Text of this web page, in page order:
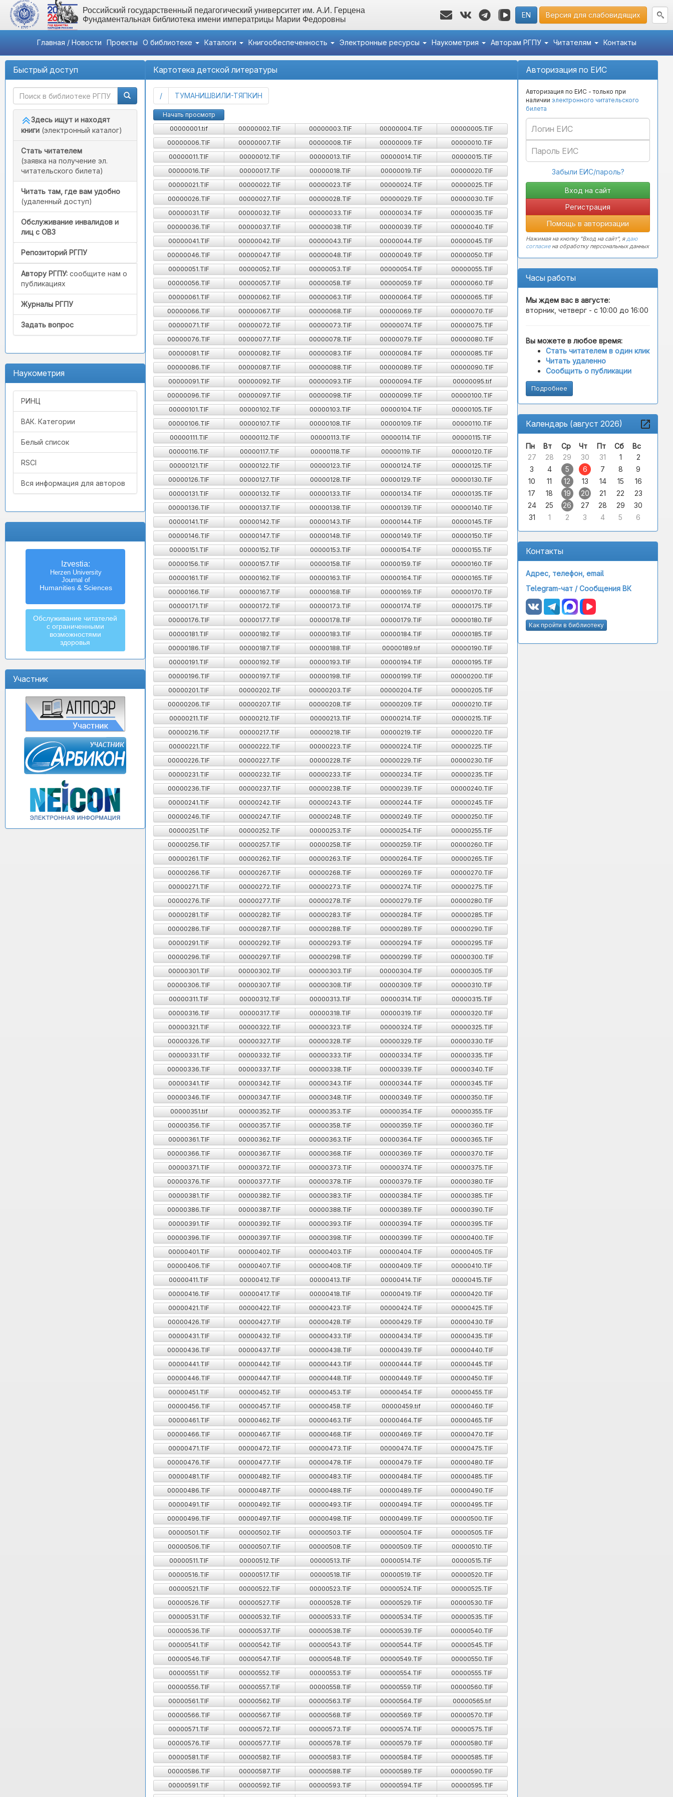
Российский государственный педагогический университет им. А.И. Герцена
Фундаментальная библиотека имени императрицы Марии Федоровны
EN Версия для слабовидящих
Главная / Новости Проекты О библиотеке Каталоги Книгообеспеченность Электронные ресурсы Наукометрия Авторам РГПУ Читателям Контакты
Быстрый доступ
Здесь ищут и находят
книги (электронный каталог)
Стать читателем
(заявка на получение эл.
читательского билета)
Читать там, где вам удобно
(удаленный доступ)
Обслуживание инвалидов и
лиц с ОВЗ
Репозиторий РГПУ
Автору РГПУ: сообщите нам о
публикациях
Журналы РГПУ
Задать вопрос
Наукометрия
РИНЦ
ВАК. Категории
Белый список
RSCI
Вся информация для авторов
Известия
Российского государственного
педагогического университета
им. А.И. Герцена
Izvestia:
Herzen University
Journal of
Humanities & Sciences
Обслуживание читателей
с ограниченными
возможностями
здоровья
Участник
Авторизация по ЕИС
Авторизация по ЕИС - только при
наличии электронного читательского
билета
Забыли ЕИС/пароль?
Регистрация
Помощь в авторизации
Нажимая на кнопку "Вход на сайт", ядаю
согласиена обработку персональных данных
Часы работы
Мы ждем вас в августе:
вторник, четверг - с 10:00 до 16:00
Вы можете в любое время:
Стать читателем в один клик
Читать удаленно
Сообщить о публикации
Подробнее
Календарь (август 2026)
Пн Вт Ср Чт Пт Сб
Вс
27
28 29 30 31 1
2
3
4 5 6 7 8
9
10
11 12 13 14 15
16
17
18 19 20 21 22
23
24
25 26 27 28 29
30
31
1 2 3 4 5 6
Контакты
Адрес, телефон, email
Telegram-чат /Сообщения ВК
Как пройти в библиотеку
Картотека детской литературы
/(current)ТУМАНИШВИЛИ-ТЯПКИН
Начать просмотр
00000001.tif
00000002.TIF 00000003.TIF 00000004.TIF
00000005.TIF
00000006.TIF
00000007.TIF 00000008.TIF 00000009.TIF
00000010.TIF
00000011.TIF
00000012.TIF 00000013.TIF 00000014.TIF
00000015.TIF
00000016.TIF
00000017.TIF 00000018.TIF 00000019.TIF
00000020.TIF
00000021.TIF
00000022.TIF 00000023.TIF 00000024.TIF
00000025.TIF
00000026.TIF
00000027.TIF 00000028.TIF 00000029.TIF
00000030.TIF
00000031.TIF
00000032.TIF 00000033.TIF 00000034.TIF
00000035.TIF
00000036.TIF
00000037.TIF 00000038.TIF 00000039.TIF
00000040.TIF
00000041.TIF
00000042.TIF 00000043.TIF 00000044.TIF
00000045.TIF
00000046.TIF
00000047.TIF 00000048.TIF 00000049.TIF
00000050.TIF
00000051.TIF
00000052.TIF 00000053.TIF 00000054.TIF
00000055.TIF
00000056.TIF
00000057.TIF 00000058.TIF 00000059.TIF
00000060.TIF
00000061.TIF
00000062.TIF 00000063.TIF 00000064.TIF
00000065.TIF
00000066.TIF
00000067.TIF 00000068.TIF 00000069.TIF
00000070.TIF
00000071.TIF
00000072.TIF 00000073.TIF 00000074.TIF
00000075.TIF
00000076.TIF
00000077.TIF 00000078.TIF 00000079.TIF
00000080.TIF
00000081.TIF
00000082.TIF 00000083.TIF 00000084.TIF
00000085.TIF
00000086.TIF
00000087.TIF 00000088.TIF 00000089.TIF
00000090.TIF
00000091.TIF
00000092.TIF 00000093.TIF 00000094.TIF
00000095.tif
00000096.TIF
00000097.TIF 00000098.TIF 00000099.TIF
00000100.TIF
00000101.TIF
00000102.TIF 00000103.TIF 00000104.TIF
00000105.TIF
00000106.TIF
00000107.TIF 00000108.TIF 00000109.TIF
00000110.TIF
00000111.TIF
00000112.TIF 00000113.TIF 00000114.TIF
00000115.TIF
00000116.TIF
00000117.TIF 00000118.TIF 00000119.TIF
00000120.TIF
00000121.TIF
00000122.TIF 00000123.TIF 00000124.TIF
00000125.TIF
00000126.TIF
00000127.TIF 00000128.TIF 00000129.TIF
00000130.TIF
00000131.TIF
00000132.TIF 00000133.TIF 00000134.TIF
00000135.TIF
00000136.TIF
00000137.TIF 00000138.TIF 00000139.TIF
00000140.TIF
00000141.TIF
00000142.TIF 00000143.TIF 00000144.TIF
00000145.TIF
00000146.TIF
00000147.TIF 00000148.TIF 00000149.TIF
00000150.TIF
00000151.TIF
00000152.TIF 00000153.TIF 00000154.TIF
00000155.TIF
00000156.TIF
00000157.TIF 00000158.TIF 00000159.TIF
00000160.TIF
00000161.TIF
00000162.TIF 00000163.TIF 00000164.TIF
00000165.TIF
00000166.TIF
00000167.TIF 00000168.TIF 00000169.TIF
00000170.TIF
00000171.TIF
00000172.TIF 00000173.TIF 00000174.TIF
00000175.TIF
00000176.TIF
00000177.TIF 00000178.TIF 00000179.TIF
00000180.TIF
00000181.TIF
00000182.TIF 00000183.TIF 00000184.TIF
00000185.TIF
00000186.TIF
00000187.TIF 00000188.TIF 00000189.tif
00000190.TIF
00000191.TIF
00000192.TIF 00000193.TIF 00000194.TIF
00000195.TIF
00000196.TIF
00000197.TIF 00000198.TIF 00000199.TIF
00000200.TIF
00000201.TIF
00000202.TIF 00000203.TIF 00000204.TIF
00000205.TIF
00000206.TIF
00000207.TIF 00000208.TIF 00000209.TIF
00000210.TIF
00000211.TIF
00000212.TIF 00000213.TIF 00000214.TIF
00000215.TIF
00000216.TIF
00000217.TIF 00000218.TIF 00000219.TIF
00000220.TIF
00000221.TIF
00000222.TIF 00000223.TIF 00000224.TIF
00000225.TIF
00000226.TIF
00000227.TIF 00000228.TIF 00000229.TIF
00000230.TIF
00000231.TIF
00000232.TIF 00000233.TIF 00000234.TIF
00000235.TIF
00000236.TIF
00000237.TIF 00000238.TIF 00000239.TIF
00000240.TIF
00000241.TIF
00000242.TIF 00000243.TIF 00000244.TIF
00000245.TIF
00000246.TIF
00000247.TIF 00000248.TIF 00000249.TIF
00000250.TIF
00000251.TIF
00000252.TIF 00000253.TIF 00000254.TIF
00000255.TIF
00000256.TIF
00000257.TIF 00000258.TIF 00000259.TIF
00000260.TIF
00000261.TIF
00000262.TIF 00000263.TIF 00000264.TIF
00000265.TIF
00000266.TIF
00000267.TIF 00000268.TIF 00000269.TIF
00000270.TIF
00000271.TIF
00000272.TIF 00000273.TIF 00000274.TIF
00000275.TIF
00000276.TIF
00000277.TIF 00000278.TIF 00000279.TIF
00000280.TIF
00000281.TIF
00000282.TIF 00000283.TIF 00000284.TIF
00000285.TIF
00000286.TIF
00000287.TIF 00000288.TIF 00000289.TIF
00000290.TIF
00000291.TIF
00000292.TIF 00000293.TIF 00000294.TIF
00000295.TIF
00000296.TIF
00000297.TIF 00000298.TIF 00000299.TIF
00000300.TIF
00000301.TIF
00000302.TIF 00000303.TIF 00000304.TIF
00000305.TIF
00000306.TIF
00000307.TIF 00000308.TIF 00000309.TIF
00000310.TIF
00000311.TIF
00000312.TIF 00000313.TIF 00000314.TIF
00000315.TIF
00000316.TIF
00000317.TIF 00000318.TIF 00000319.TIF
00000320.TIF
00000321.TIF
00000322.TIF 00000323.TIF 00000324.TIF
00000325.TIF
00000326.TIF
00000327.TIF 00000328.TIF 00000329.TIF
00000330.TIF
00000331.TIF
00000332.TIF 00000333.TIF 00000334.TIF
00000335.TIF
00000336.TIF
00000337.TIF 00000338.TIF 00000339.TIF
00000340.TIF
00000341.TIF
00000342.TIF 00000343.TIF 00000344.TIF
00000345.TIF
00000346.TIF
00000347.TIF 00000348.TIF 00000349.TIF
00000350.TIF
00000351.tif
00000352.TIF 00000353.TIF 00000354.TIF
00000355.TIF
00000356.TIF
00000357.TIF 00000358.TIF 00000359.TIF
00000360.TIF
00000361.TIF
00000362.TIF 00000363.TIF 00000364.TIF
00000365.TIF
00000366.TIF
00000367.TIF 00000368.TIF 00000369.TIF
00000370.TIF
00000371.TIF
00000372.TIF 00000373.TIF 00000374.TIF
00000375.TIF
00000376.TIF
00000377.TIF 00000378.TIF 00000379.TIF
00000380.TIF
00000381.TIF
00000382.TIF 00000383.TIF 00000384.TIF
00000385.TIF
00000386.TIF
00000387.TIF 00000388.TIF 00000389.TIF
00000390.TIF
00000391.TIF
00000392.TIF 00000393.TIF 00000394.TIF
00000395.TIF
00000396.TIF
00000397.TIF 00000398.TIF 00000399.TIF
00000400.TIF
00000401.TIF
00000402.TIF 00000403.TIF 00000404.TIF
00000405.TIF
00000406.TIF
00000407.TIF 00000408.TIF 00000409.TIF
00000410.TIF
00000411.TIF
00000412.TIF 00000413.TIF 00000414.TIF
00000415.TIF
00000416.TIF
00000417.TIF 00000418.TIF 00000419.TIF
00000420.TIF
00000421.TIF
00000422.TIF 00000423.TIF 00000424.TIF
00000425.TIF
00000426.TIF
00000427.TIF 00000428.TIF 00000429.TIF
00000430.TIF
00000431.TIF
00000432.TIF 00000433.TIF 00000434.TIF
00000435.TIF
00000436.TIF
00000437.TIF 00000438.TIF 00000439.TIF
00000440.TIF
00000441.TIF
00000442.TIF 00000443.TIF 00000444.TIF
00000445.TIF
00000446.TIF
00000447.TIF 00000448.TIF 00000449.TIF
00000450.TIF
00000451.TIF
00000452.TIF 00000453.TIF 00000454.TIF
00000455.TIF
00000456.TIF
00000457.TIF 00000458.TIF 00000459.tif
00000460.TIF
00000461.TIF
00000462.TIF 00000463.TIF 00000464.TIF
00000465.TIF
00000466.TIF
00000467.TIF 00000468.TIF 00000469.TIF
00000470.TIF
00000471.TIF
00000472.TIF 00000473.TIF 00000474.TIF
00000475.TIF
00000476.TIF
00000477.TIF 00000478.TIF 00000479.TIF
00000480.TIF
00000481.TIF
00000482.TIF 00000483.TIF 00000484.TIF
00000485.TIF
00000486.TIF
00000487.TIF 00000488.TIF 00000489.TIF
00000490.TIF
00000491.TIF
00000492.TIF 00000493.TIF 00000494.TIF
00000495.TIF
00000496.TIF
00000497.TIF 00000498.TIF 00000499.TIF
00000500.TIF
00000501.TIF
00000502.TIF 00000503.TIF 00000504.TIF
00000505.TIF
00000506.TIF
00000507.TIF 00000508.TIF 00000509.TIF
00000510.TIF
00000511.TIF
00000512.TIF 00000513.TIF 00000514.TIF
00000515.TIF
00000516.TIF
00000517.TIF 00000518.TIF 00000519.TIF
00000520.TIF
00000521.TIF
00000522.TIF 00000523.TIF 00000524.TIF
00000525.TIF
00000526.TIF
00000527.TIF 00000528.TIF 00000529.TIF
00000530.TIF
00000531.TIF
00000532.TIF 00000533.TIF 00000534.TIF
00000535.TIF
00000536.TIF
00000537.TIF 00000538.TIF 00000539.TIF
00000540.TIF
00000541.TIF
00000542.TIF 00000543.TIF 00000544.TIF
00000545.TIF
00000546.TIF
00000547.TIF 00000548.TIF 00000549.TIF
00000550.TIF
00000551.TIF
00000552.TIF 00000553.TIF 00000554.TIF
00000555.TIF
00000556.TIF
00000557.TIF 00000558.TIF 00000559.TIF
00000560.TIF
00000561.TIF
00000562.TIF 00000563.TIF 00000564.TIF
00000565.tif
00000566.TIF
00000567.TIF 00000568.TIF 00000569.TIF
00000570.TIF
00000571.TIF
00000572.TIF 00000573.TIF 00000574.TIF
00000575.TIF
00000576.TIF
00000577.TIF 00000578.TIF 00000579.TIF
00000580.TIF
00000581.TIF
00000582.TIF 00000583.TIF 00000584.TIF
00000585.TIF
00000586.TIF
00000587.TIF 00000588.TIF 00000589.TIF
00000590.TIF
00000591.TIF
00000592.TIF 00000593.TIF 00000594.TIF
00000595.TIF